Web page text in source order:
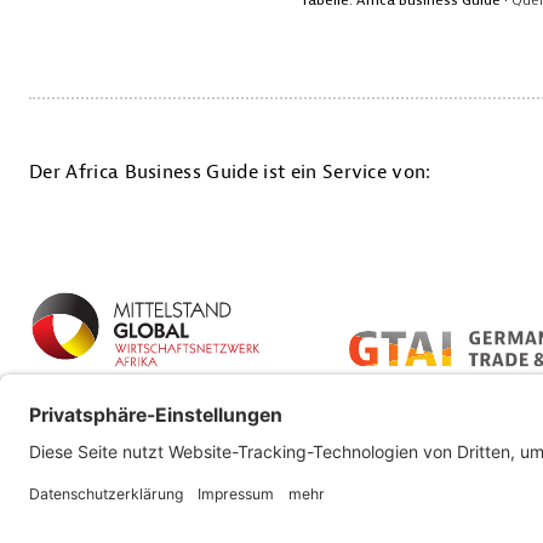
Der Africa Business Guide ist ein Service von:
© 2026 Africa Business Guide